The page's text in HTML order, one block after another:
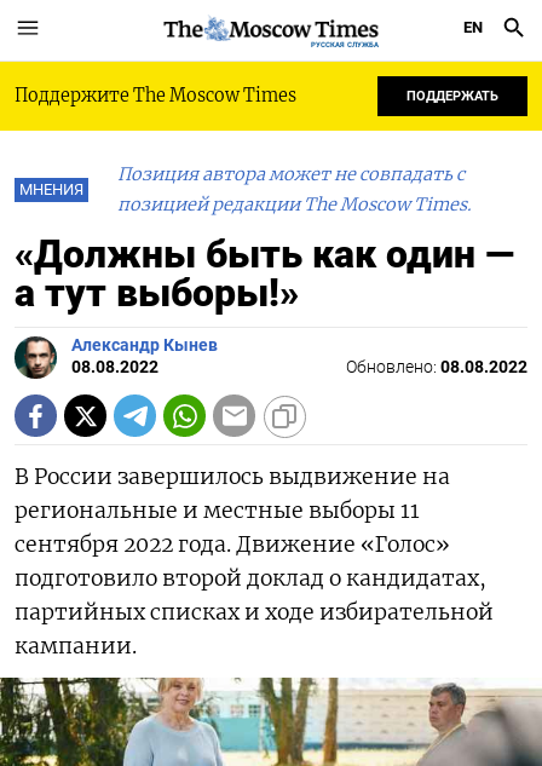
РУССКАЯ СЛУЖБА
EN
Поддержите The Moscow Times ПОДДЕРЖАТЬ
МНЕНИЯ
Позиция автора может не совпадать с
позицией редакции The Moscow Times.
«Должны быть как один —
а тут выборы!»
Александр Кынев
08.08.2022
Обновлено: 08.08.2022
В России завершилось выдвижение на
региональные и местные выборы 11
сентября 2022 года. Движение «Голос»
подготовило второй доклад о кандидатах,
партийных списках и ходе избирательной
кампании.